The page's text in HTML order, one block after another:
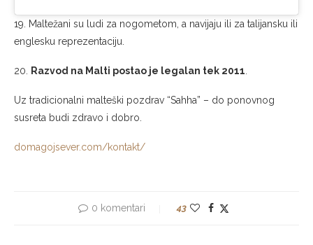
19. Maltežani su ludi za nogometom, a navijaju ili za talijansku ili
englesku reprezentaciju.
20. Razvod na Malti postao je legalan tek 2011
Uz tradicionalni malteški pozdrav “Sahha” – do ponovnog
susreta budi zdravo i dobro.
domagojsever.com/kontakt/
0 komentari 43